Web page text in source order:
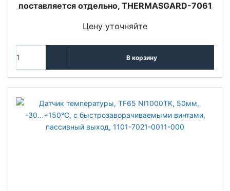
поставляется отдельно, THERMASGARD-7061
Цену уточняйте
В корзину